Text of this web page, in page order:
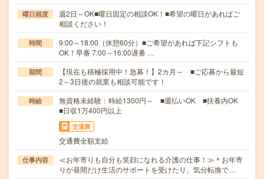
曜日頻度
週2日～OK■曜日固定の相談OK！■希望の曜日があればご
相談ください！
時間
9:00～18:00（休憩60分）■ご希望があれば下記シフトも
OK！早番 7:00～16:00遅番 …
期間
【現在も積極採用中！急募！】2カ月～ ■ご応募から最短
2～3日後の就業も相談可能です！
時給
無資格未経験：時給1300円～ ■週払いOK ■扶養内OK
■日収1万400円以上
交通費
交通費全額支給
仕事内容
≪お年寄りも自分も笑顔になれる介護の仕事！≫＊お年寄
りが昼間だけ生活のサポートを受けたり、気分転換で…